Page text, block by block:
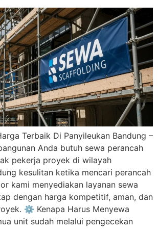
Terbaik Di Panyileukan Bandung –
Anda butuh sewa perancah
pekerja proyek di wilayah
kesulitan ketika mencari perancah
kami menyediakan layanan sewa
dengan harga kompetitif, aman, dan
⚙️ Kenapa Harus Menyewa
unit sudah melalui pengecekan